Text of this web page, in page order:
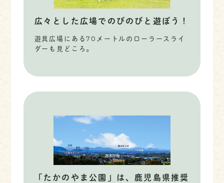
広々とした広場でのびのびと遊ぼう！
遊具広場にある70メートルのローラースライ
ダーも見どころ。
「たかのやま公園」は、鹿児島県推奨